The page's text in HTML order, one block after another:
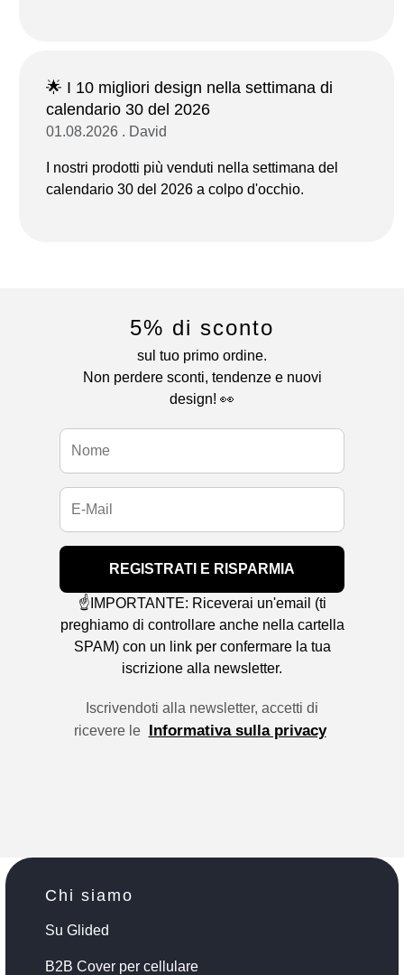
🌟 I 10 migliori design nella settimana di
calendario 30 del 2026
01.08.2026 . David
I nostri prodotti più venduti nella settimana del
calendario 30 del 2026 a colpo d'occhio.
5% di sconto
sul tuo primo ordine.
Non perdere sconti, tendenze e nuovi
design! 👀
REGISTRATI E RISPARMIA
☝️IMPORTANTE: Riceverai un'email (ti
preghiamo di controllare anche nella cartella
SPAM) con un link per confermare la tua
iscrizione alla newsletter.
Iscrivendoti alla newsletter, accetti di
ricevere le Informativa sulla privacy
Chi siamo
Su Glided
B2B Cover per cellulare